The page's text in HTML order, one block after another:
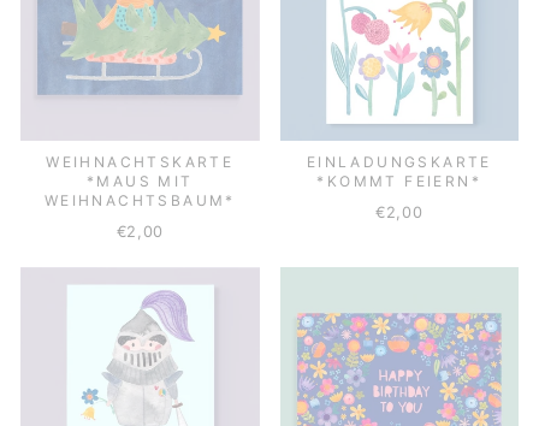
WEIHNACHTSKARTE
*MAUS MIT
WEIHNACHTSBAUM*
€2,00
EINLADUNGSKARTE
*KOMMT FEIERN*
€2,00